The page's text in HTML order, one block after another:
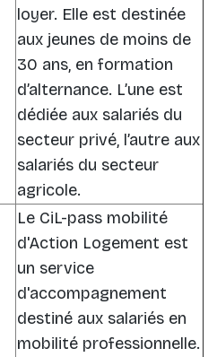
loyer. Elle est destinée
aux jeunes de moins de
30 ans, en formation
d’alternance. L’une est
dédiée aux salariés du
secteur privé, l’autre aux
salariés du secteur
agricole.
Le CiL-pass mobilité
d'Action Logement est
un service
d'accompagnement
destiné aux salariés en
mobilité professionnelle.